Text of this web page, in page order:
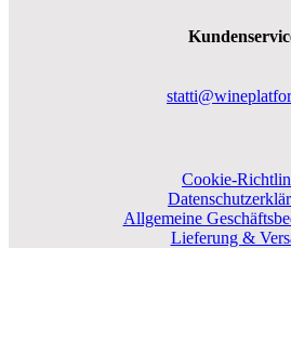
Cookie-
Allgemeine
Lieferung &